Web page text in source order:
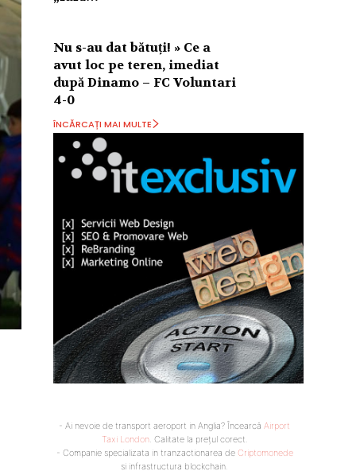
Nu s-au dat bătuți! » Ce a
avut loc pe teren, imediat
după Dinamo – FC Voluntari
4-0
ÎNCĂRCAȚI MAI MULTE
- Ai nevoie de transport aeroport in Anglia? Încearcă Airport
Taxi London. Calitate la prețul corect.
- Companie specializata in tranzactionarea de Criptomonede
si infrastructura blockchain.